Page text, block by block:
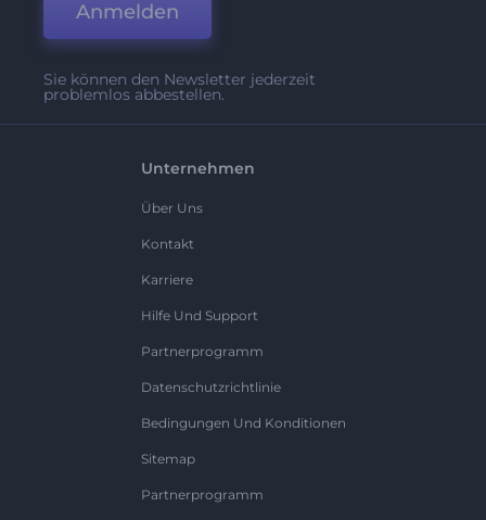
Anmelden
Sie können den Newsletter jederzeit
problemlos abbestellen.
Unternehmen
Über Uns
Kontakt
Karriere
Hilfe Und Support
Partnerprogramm
Datenschutzrichtlinie
Bedingungen Und Konditionen
Sitemap
Partnerprogramm